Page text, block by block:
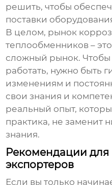
решить, чтобы
поставки
В целом, рынок
теплообменников –
сложный рынок.
работать, нужно быть
изменениям и
свои знания и
реальный опыт,
практика, не заменит
знания.
Рекомендации
экспортеров
Если вы только